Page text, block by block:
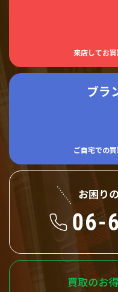
来店してお
ブラ
ご自宅での